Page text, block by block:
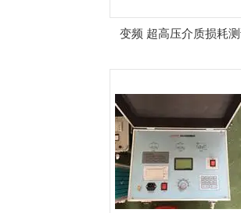
变频 超高压介质损耗